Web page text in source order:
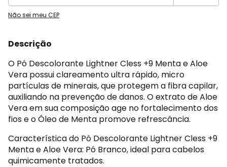
Não sei meu CEP
Descrição
O Pó Descolorante Lightner Cless +9 Menta e Aloe
Vera possui clareamento ultra rápido, micro
partículas de minerais, que protegem a fibra capilar,
auxiliando na prevenção de danos. O extrato de Aloe
Vera em sua composição age no fortalecimento dos
fios e o Óleo de Menta promove refrescância.
Característica do Pó Descolorante Lightner Cless +9
Menta e Aloe Vera: Pó Branco, ideal para cabelos
quimicamente tratados.